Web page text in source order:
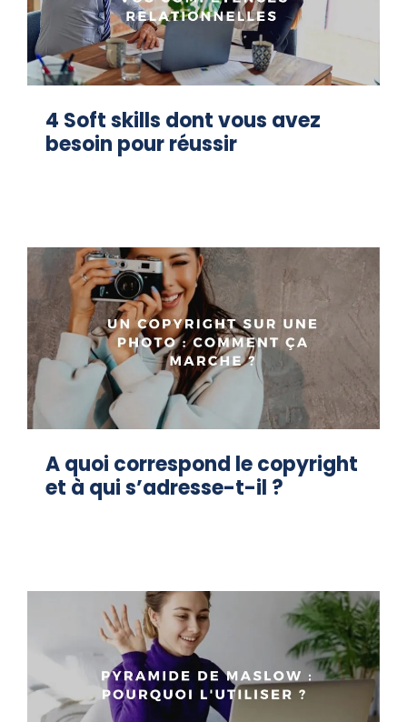
4 Soft skills dont vous avez
besoin pour réussir
A quoi correspond le copyright
et à qui s’adresse-t-il ?